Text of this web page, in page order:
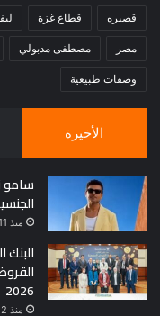
قصيره قطاع غزة
مصر مصطفى مدبولي
وصفات طبيعية
الأخيرة
سامو
منذ 11 ساعة
2026
منذ 12 ساعة